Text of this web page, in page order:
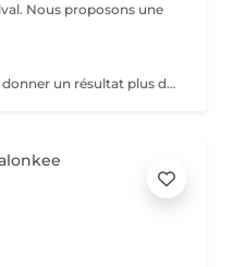
une
Restructuration des sourcils pour donner un résultat plus défini.